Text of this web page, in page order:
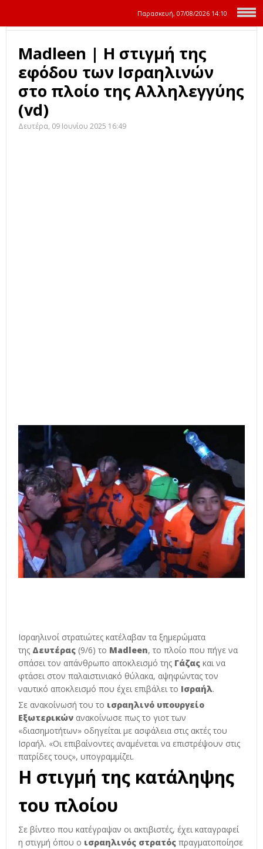
Παρασκευή, 07/08/2026 14:10
Madleen | Η στιγμή της
εφόδου των Ισραηλινών
στο πλοίο της Αλληλεγγύης
(vd)
Δευτέρα, 09 Ιουνίου 2025 16:49
Ισραηλινοί στρατιώτες κατέλαβαν τα ξημερώματα
της Δευτέρας (9/6) το Madleen, το πλοίο που πήγε να
σπάσει τον απάνθρωπο αποκλεισμό της Γάζας και να
φτάσει στον παλαιστινιακό θύλακα, αψηφώντας τον
ναυτικό αποκλεισμό που έχει επιβάλει το Ισραήλ.
Σε ανακοίνωσή του το ισραηλινό υπουργείο
Εξωτερικών ανακοίνωσε πως το γιοτ των
«διασημοτήτων» οδηγείται με ασφάλεια στις ακτές του
Ισραήλ. «Οι επιβαίνοντες αναμένεται να επιστρέψουν στις
πατρίδες τους», υπογραμμίζει.
Η στιγμή της κατάληψης
του πλοίου
Σε βίντεο που κατέγραψαν οι ακτιβιστές, έχει καταγραφεί
η στιγμή όπου ο ισραηλινός στρατός πραγματοποίησε